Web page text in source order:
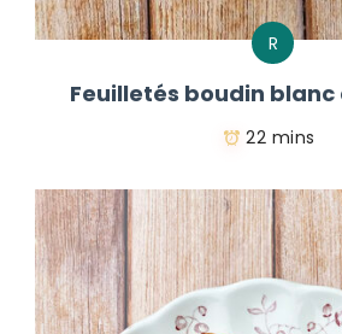
R
Feuilletés boudin
22 mins